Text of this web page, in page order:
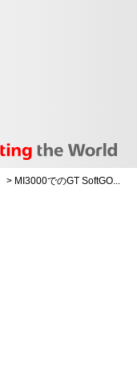
> MI3000でのGT SoftGO...